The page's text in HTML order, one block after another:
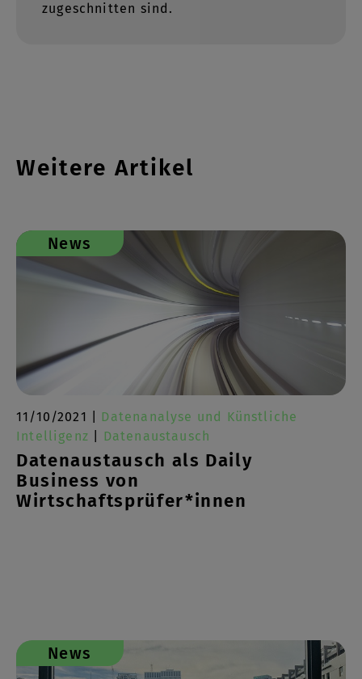
zugeschnitten sind.
Weitere Artikel
News
11/10/2021 | Datenanalyse und Künstliche
Intelligenz
Datenaustausch
Datenaustausch als Daily
Business von
Wirtschaftsprüfer*innen
News